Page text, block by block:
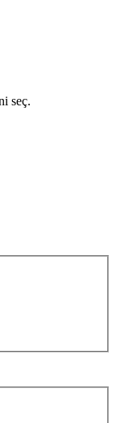
seç.